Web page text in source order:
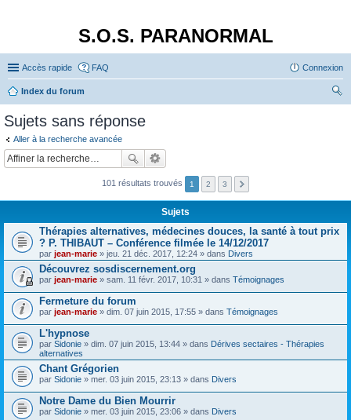
S.O.S. PARANORMAL
Accès rapide FAQ Connexion
Index du forum
Sujets sans réponse
Aller à la recherche avancée
101 résultats trouvés 1 2 3
Sujets
Thérapies alternatives, médecines douces, la santé à tout prix
? P. THIBAUT – Conférence filmée le 14/12/2017
par jean-marie » jeu. 21 déc. 2017, 12:24 » dans Divers
Découvrez sosdiscernement.org
par jean-marie » sam. 11 févr. 2017, 10:31 » dans Témoignages
Fermeture du forum
par jean-marie » dim. 07 juin 2015, 17:55 » dans Témoignages
L'hypnose
par Sidonie » dim. 07 juin 2015, 13:44 » dans Dérives sectaires - Thérapies
alternatives
Chant Grégorien
par Sidonie » mer. 03 juin 2015, 23:13 » dans Divers
Notre Dame du Bien Mourrir
par Sidonie » mer. 03 juin 2015, 23:06 » dans Divers